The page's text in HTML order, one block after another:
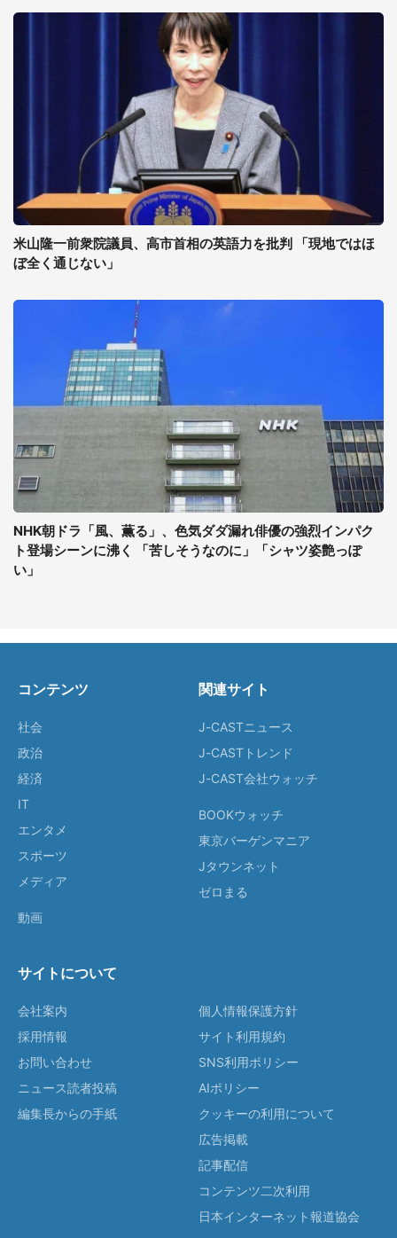
米山隆一前衆院議員、高市首相の英語力を批判 「現地ではほ
ぼ全く通じない」
NHK朝ドラ「風、薫る」、色気ダダ漏れ俳優の強烈インパク
ト登場シーンに沸く 「苦しそうなのに」「シャツ姿艶っぽ
い」
コンテンツ
社会
政治
経済
IT
エンタメ
スポーツ
メディア
動画
関連サイト
J-CASTニュース
J-CASTトレンド
J-CAST会社ウォッチ
BOOKウォッチ
東京バーゲンマニア
Jタウンネット
ゼロまる
サイトについて
会社案内
採用情報
お問い合わせ
ニュース読者投稿
編集長からの手紙
個人情報保護方針
サイト利用規約
SNS利用ポリシー
AIポリシー
クッキーの利用について
広告掲載
記事配信
コンテンツ二次利用
日本インターネット報道協会